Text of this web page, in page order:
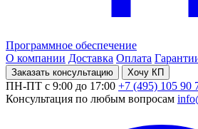
Программное обеспечение
О компании Доставка Оплата
Заказать консультацию Хочу КП
ПН-ПТ с 9:00 до 17:00 +7 (495) 105 90
Консультация по любым вопросам